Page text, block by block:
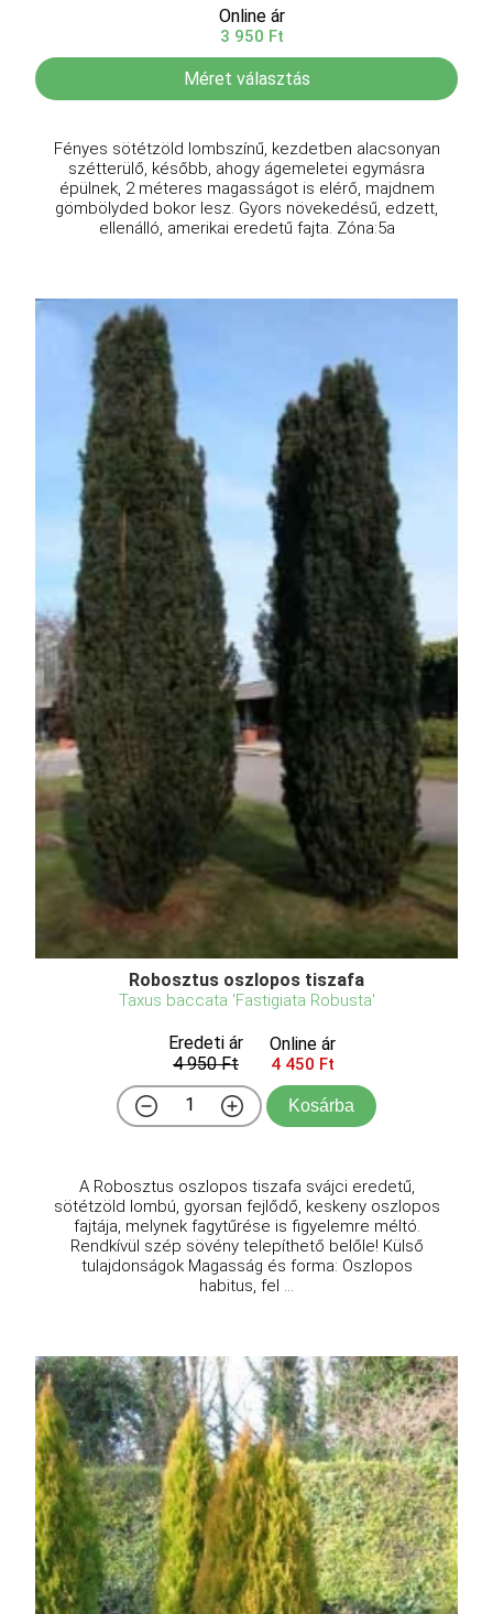
Online ár
3 950 Ft
Méret választás
Fényes sötétzöld lombszínű, kezdetben alacsonyan
szétterülő, később, ahogy ágemeletei egymásra
épülnek, 2 méteres magasságot is elérő, majdnem
gömbölyded bokor lesz. Gyors növekedésű, edzett,
ellenálló, amerikai eredetű fajta. Zóna:5a
Robosztus oszlopos tiszafa
Taxus baccata 'Fastigiata Robusta'
Eredeti ár
4 950 Ft
Online ár
4 450 Ft
Kosárba
A Robosztus oszlopos tiszafa svájci eredetű,
sötétzöld lombú, gyorsan fejlődő, keskeny oszlopos
fajtája, melynek fagytűrése is figyelemre méltó.
Rendkívül szép sövény telepíthető belőle! Külső
tulajdonságok Magasság és forma: Oszlopos
habitus, fel ...